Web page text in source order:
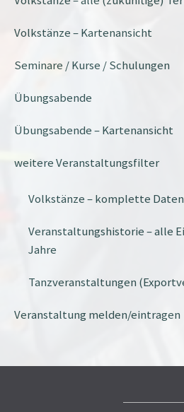
Volkstänze – Kartenansicht
Seminare / Kurse / Schulungen
Übungsabende
Übungsabende – Kartenansicht
weitere Veranstaltungsfilter
Volkstänze – komplette
Veranstaltungshistorie – alle
Jahre
Tanzveranstaltungen
Veranstaltung melden/eintragen